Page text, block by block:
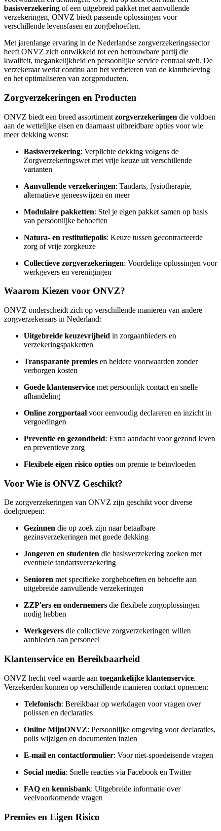
basisverzekering of een uitgebreid pakket met aanvullende
verzekeringen, ONVZ biedt passende oplossingen voor
verschillende levensfasen en zorgbehoeften.
Met jarenlange ervaring in de Nederlandse zorgverzekeringssector
heeft ONVZ zich ontwikkeld tot een betrouwbare partij die
kwaliteit, toegankelijkheid en persoonlijke service centraal stelt. De
verzekeraar werkt continu aan het verbeteren van de klantbeleving
en het optimaliseren van zorgproducten.
Zorgverzekeringen en Producten
ONVZ biedt een breed assortiment zorgverzekeringen die voldoen
aan de wettelijke eisen en daarnaast uitbreidbare opties voor wie
meer dekking wenst:
Basisverzekering: Verplichte dekking volgens de
Zorgverzekeringswet met vrije keuze uit verschillende
varianten
Aanvullende verzekeringen: Tandarts, fysiotherapie,
alternatieve geneeswijzen en meer
Modulaire pakketten: Stel je eigen pakket samen op basis
van persoonlijke behoeften
Natura- en restitutiepolis: Keuze tussen gecontracteerde
zorg of vrije zorgkeuze
Collectieve zorgverzekeringen: Voordelige oplossingen voor
werkgevers en verenigingen
Waarom Kiezen voor ONVZ?
ONVZ onderscheidt zich op verschillende manieren van andere
zorgverzekeraars in Nederland:
Uitgebreide keuzevrijheid in zorgaanbieders en
verzekeringspakketten
Transparante premies en heldere voorwaarden zonder
verborgen kosten
Goede klantenservice met persoonlijk contact en snelle
afhandeling
Online zorgportaal voor eenvoudig declareren en inzicht in
vergoedingen
Preventie en gezondheid: Extra aandacht voor gezond leven
en preventieve zorg
Flexibele eigen risico opties om premie te beïnvloeden
Voor Wie is ONVZ Geschikt?
De zorgverzekeringen van ONVZ zijn geschikt voor diverse
doelgroepen:
Gezinnen die op zoek zijn naar betaalbare
gezinsverzekeringen met goede dekking
Jongeren en studenten die basisverzekering zoeken met
eventuele tandartsverzekering
Senioren met specifieke zorgbehoeften en behoefte aan
uitgebreide aanvullende verzekeringen
ZZP'ers en ondernemers die flexibele zorgoplossingen
nodig hebben
Werkgevers die collectieve zorgverzekeringen willen
aanbieden aan personeel
Klantenservice en Bereikbaarheid
ONVZ hecht veel waarde aan toegankelijke klantenservice.
Verzekerden kunnen op verschillende manieren contact opnemen:
Telefonisch: Bereikbaar op werkdagen voor vragen over
polissen en declaraties
Online MijnONVZ: Persoonlijke omgeving voor declaraties,
polis wijzigen en documenten inzien
E-mail en contactformulier: Voor niet-spoedeisende vragen
Social media: Snelle reacties via Facebook en Twitter
FAQ en kennisbank: Uitgebreide informatie over
veelvoorkomende vragen
Premies en Eigen Risico